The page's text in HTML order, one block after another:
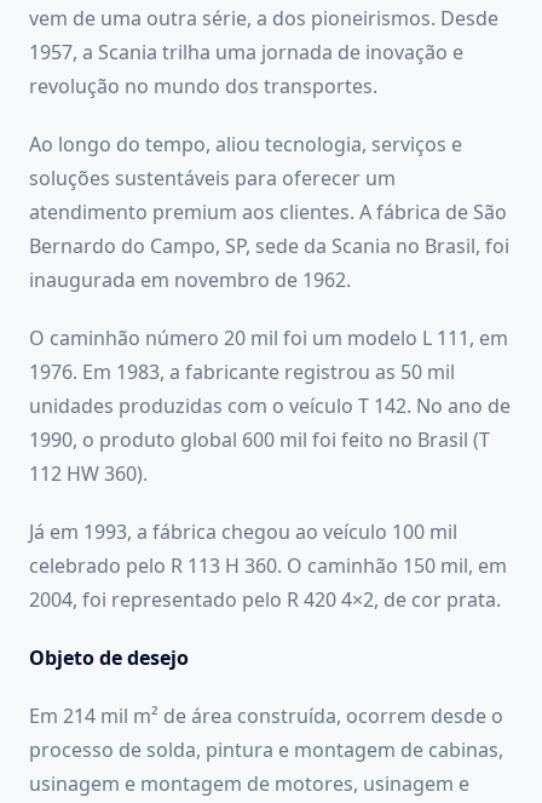
vem de uma outra série, a dos pioneirismos. Desde
1957, a Scania trilha uma jornada de inovação e
revolução no mundo dos transportes.
Ao longo do tempo, aliou tecnologia, serviços e
soluções sustentáveis para oferecer um
atendimento premium aos clientes. A fábrica de São
Bernardo do Campo, SP, sede da Scania no Brasil, foi
inaugurada em novembro de 1962.
O caminhão número 20 mil foi um modelo L 111, em
1976. Em 1983, a fabricante registrou as 50 mil
unidades produzidas com o veículo T 142. No ano de
1990, o produto global 600 mil foi feito no Brasil (T
112 HW 360).
Já em 1993, a fábrica chegou ao veículo 100 mil
celebrado pelo R 113 H 360. O caminhão 150 mil, em
2004, foi representado pelo R 420 4×2, de cor prata.
Objeto de desejo
Em 214 mil m² de área construída, ocorrem desde o
processo de solda, pintura e montagem de cabinas,
usinagem e montagem de motores, usinagem e